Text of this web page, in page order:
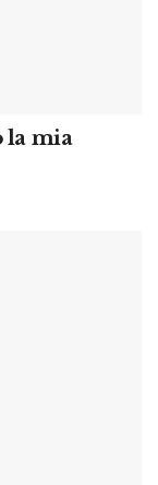
la mia